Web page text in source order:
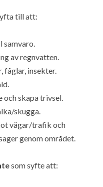
till att:
samvaro.
av regnvatten.
fåglar, insekter.
och skapa trivsel.
skugga.
vägar/trafik och
genom området.
som syfte att: